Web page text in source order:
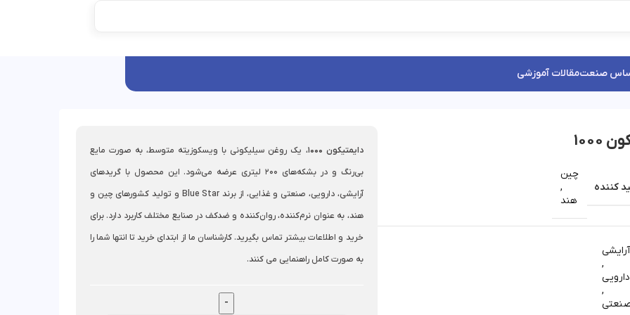
صنعتمقالات آموزشی
کننده
چین
,
هند
آرایشی
,
دارویی
,
دایمتیکون 1000
، یک روغن سیلیکونی با ویسکوزیته متوسط، به صورت مایع
بی‌رنگ و در بشکه‌های 200 لیتری عرضه می‌شود. این محصول با گریدهای
آرایشی، دارویی، صنعتی و غذایی، از برند Blue Star و تولید کشورهای چین و
هند، به عنوان نرم‌کننده، روان‌کننده و ضدکف در صنایع مختلف کاربرد دارد. برای
خرید و اطلاعات بیشتر تماس بگیرید. کارشناسان ما از ابتدای خرید تا انتها شما را
به صورت کامل راهنمایی می کنند.